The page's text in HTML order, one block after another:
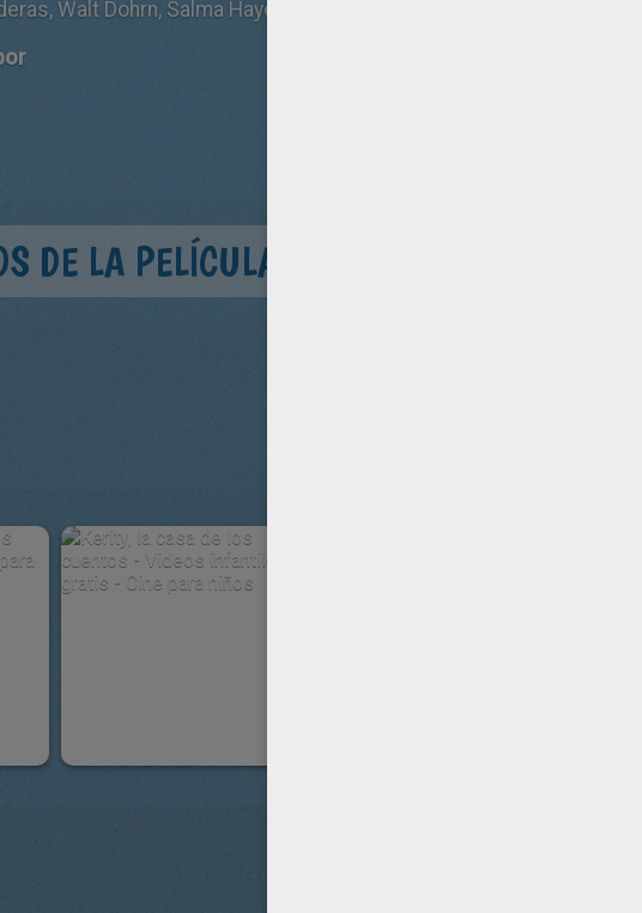
Walt Dohrn, Salma Hayek, Zach Galifianakis
DE LA PELÍCULA